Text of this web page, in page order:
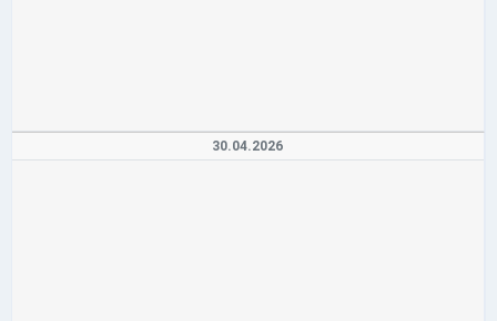
30.04.2026